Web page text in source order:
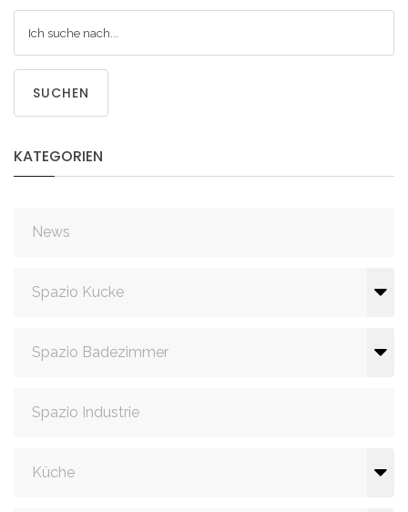
SUCHEN
KATEGORIEN
News
Spazio Kucke
Spazio Badezimmer
Spazio Industrie
Küche